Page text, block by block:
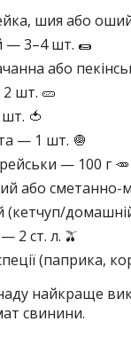
шия або
— 3–4 шт. 🌯
або
2 шт. 🥒
🍅
— 1 шт. 🧅
— 100 г 🥕
або
(кетчуп/
2 ст. л. 🫒
(паприка,
найкраще
свинини.